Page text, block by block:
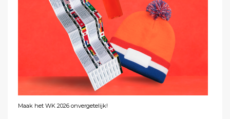
Maak het WK 2026 onvergetelijk!